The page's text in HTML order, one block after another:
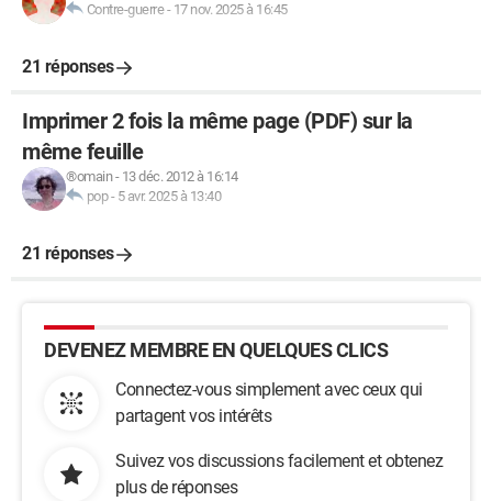
Contre-guerre- 17 nov. 2025 à 16:45
21 réponses
Imprimer 2 fois la même page (PDF) sur la
même feuille
®omain- 13 déc. 2012 à 16:14
pop- 5 avr. 2025 à 13:40
21 réponses
DEVENEZ MEMBRE EN QUELQUES CLICS
Connectez-vous simplement avec ceux qui
partagent vos intérêts
Suivez vos discussions facilement et obtenez
plus de réponses